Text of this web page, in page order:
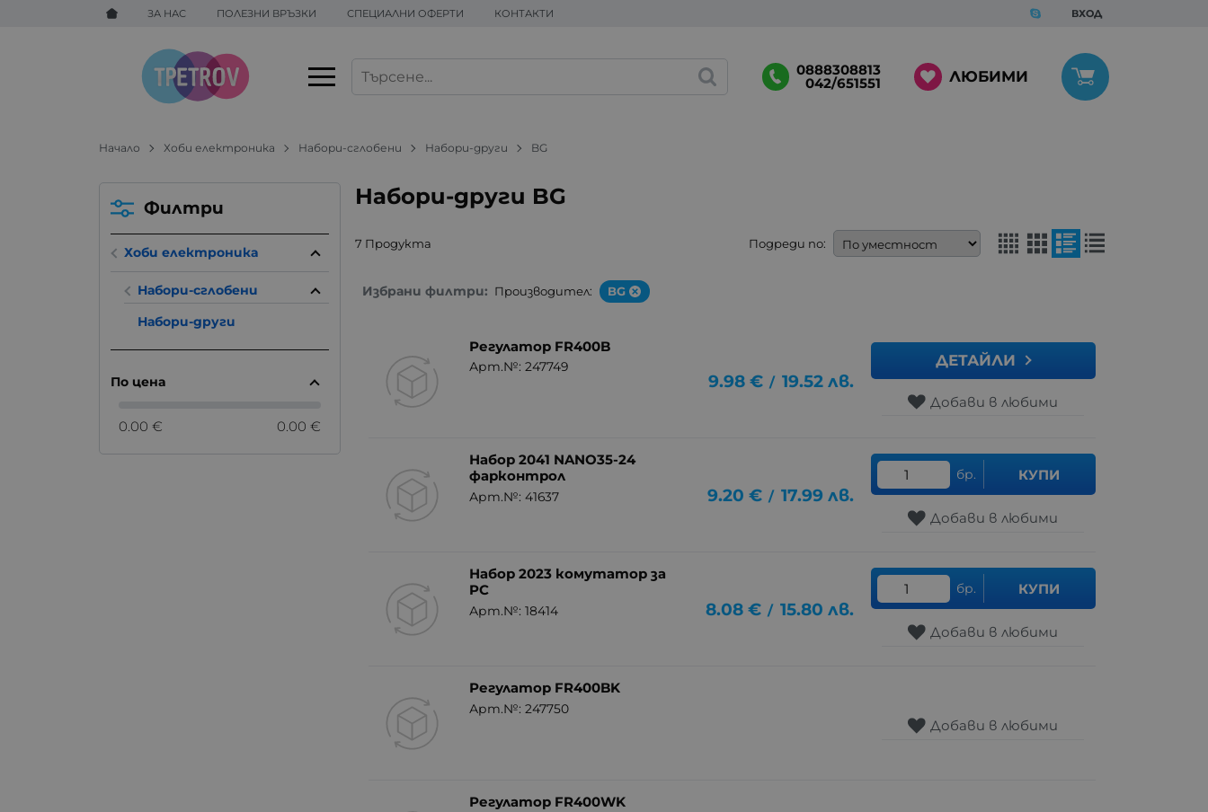
ЗА НАС ПОЛЕЗНИ ВРЪЗКИ СПЕЦИАЛНИ ОФЕРТИ КОНТАКТИ ВХОД
0888308813
042/651551 ЛЮБИМИ
Начало Хоби електроника Набори-сглобени Набори-други BG
Набори-други BG
7 Продукта Подреди по:
Избрани филтри: Производител: BG
Регулатор FR400B
Арт.№: 247749
9.98 € / 19.52 лв.
ДЕТАЙЛИ
Добави в любими
Набор 2041 NANO35-24
фарконтрол
Арт.№: 41637 9.20 € / 17.99 лв.
бр. КУПИ
Добави в любими
Набор 2023 комутатор за
PC
Арт.№: 18414 8.08 € / 15.80 лв.
бр. КУПИ
Добави в любими
Регулатор FR400BK
Арт.№: 247750
Добави в любими
Регулатор FR400WK
Филтри
Хоби електроника
Набори-сглобени
Набори-други
По цена
0.00 € 0.00 €